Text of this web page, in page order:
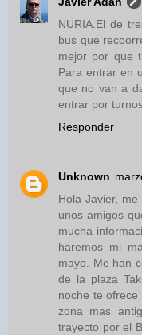
NURIA.El de
bus que
mejor por que
Para entrar en
que no van a
entrar por
Responder
Unknown
Hola Javier,
unos amigos
mucha
haremos mi
mayo. Me han
de la plaza
noche te
zona mas
trayecto por el